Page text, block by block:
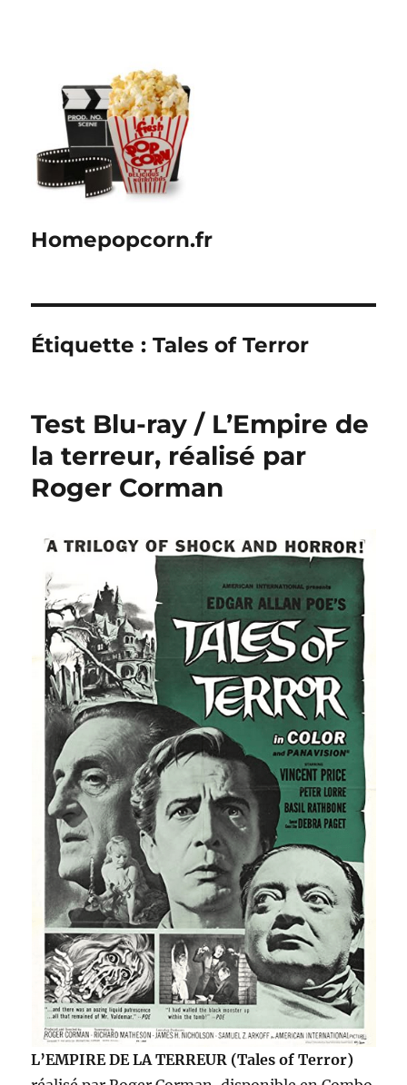
Homepopcorn.fr
Étiquette :Tales of Terror
Test Blu-ray / L’Empire de
la terreur, réalisé par
Roger Corman
L’EMPIRE DE LA TERREUR (Tales of Terror)